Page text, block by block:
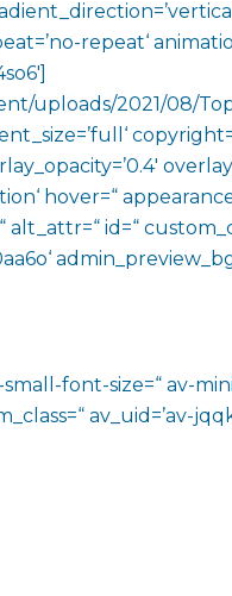
repeat‘
uploads/2021/08/
hover=“
alt_attr=“ id=“
font-size=“ av-
av_uid=’av-